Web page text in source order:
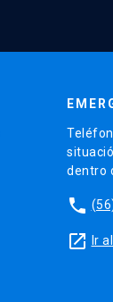
dentro
phone
launch Ir